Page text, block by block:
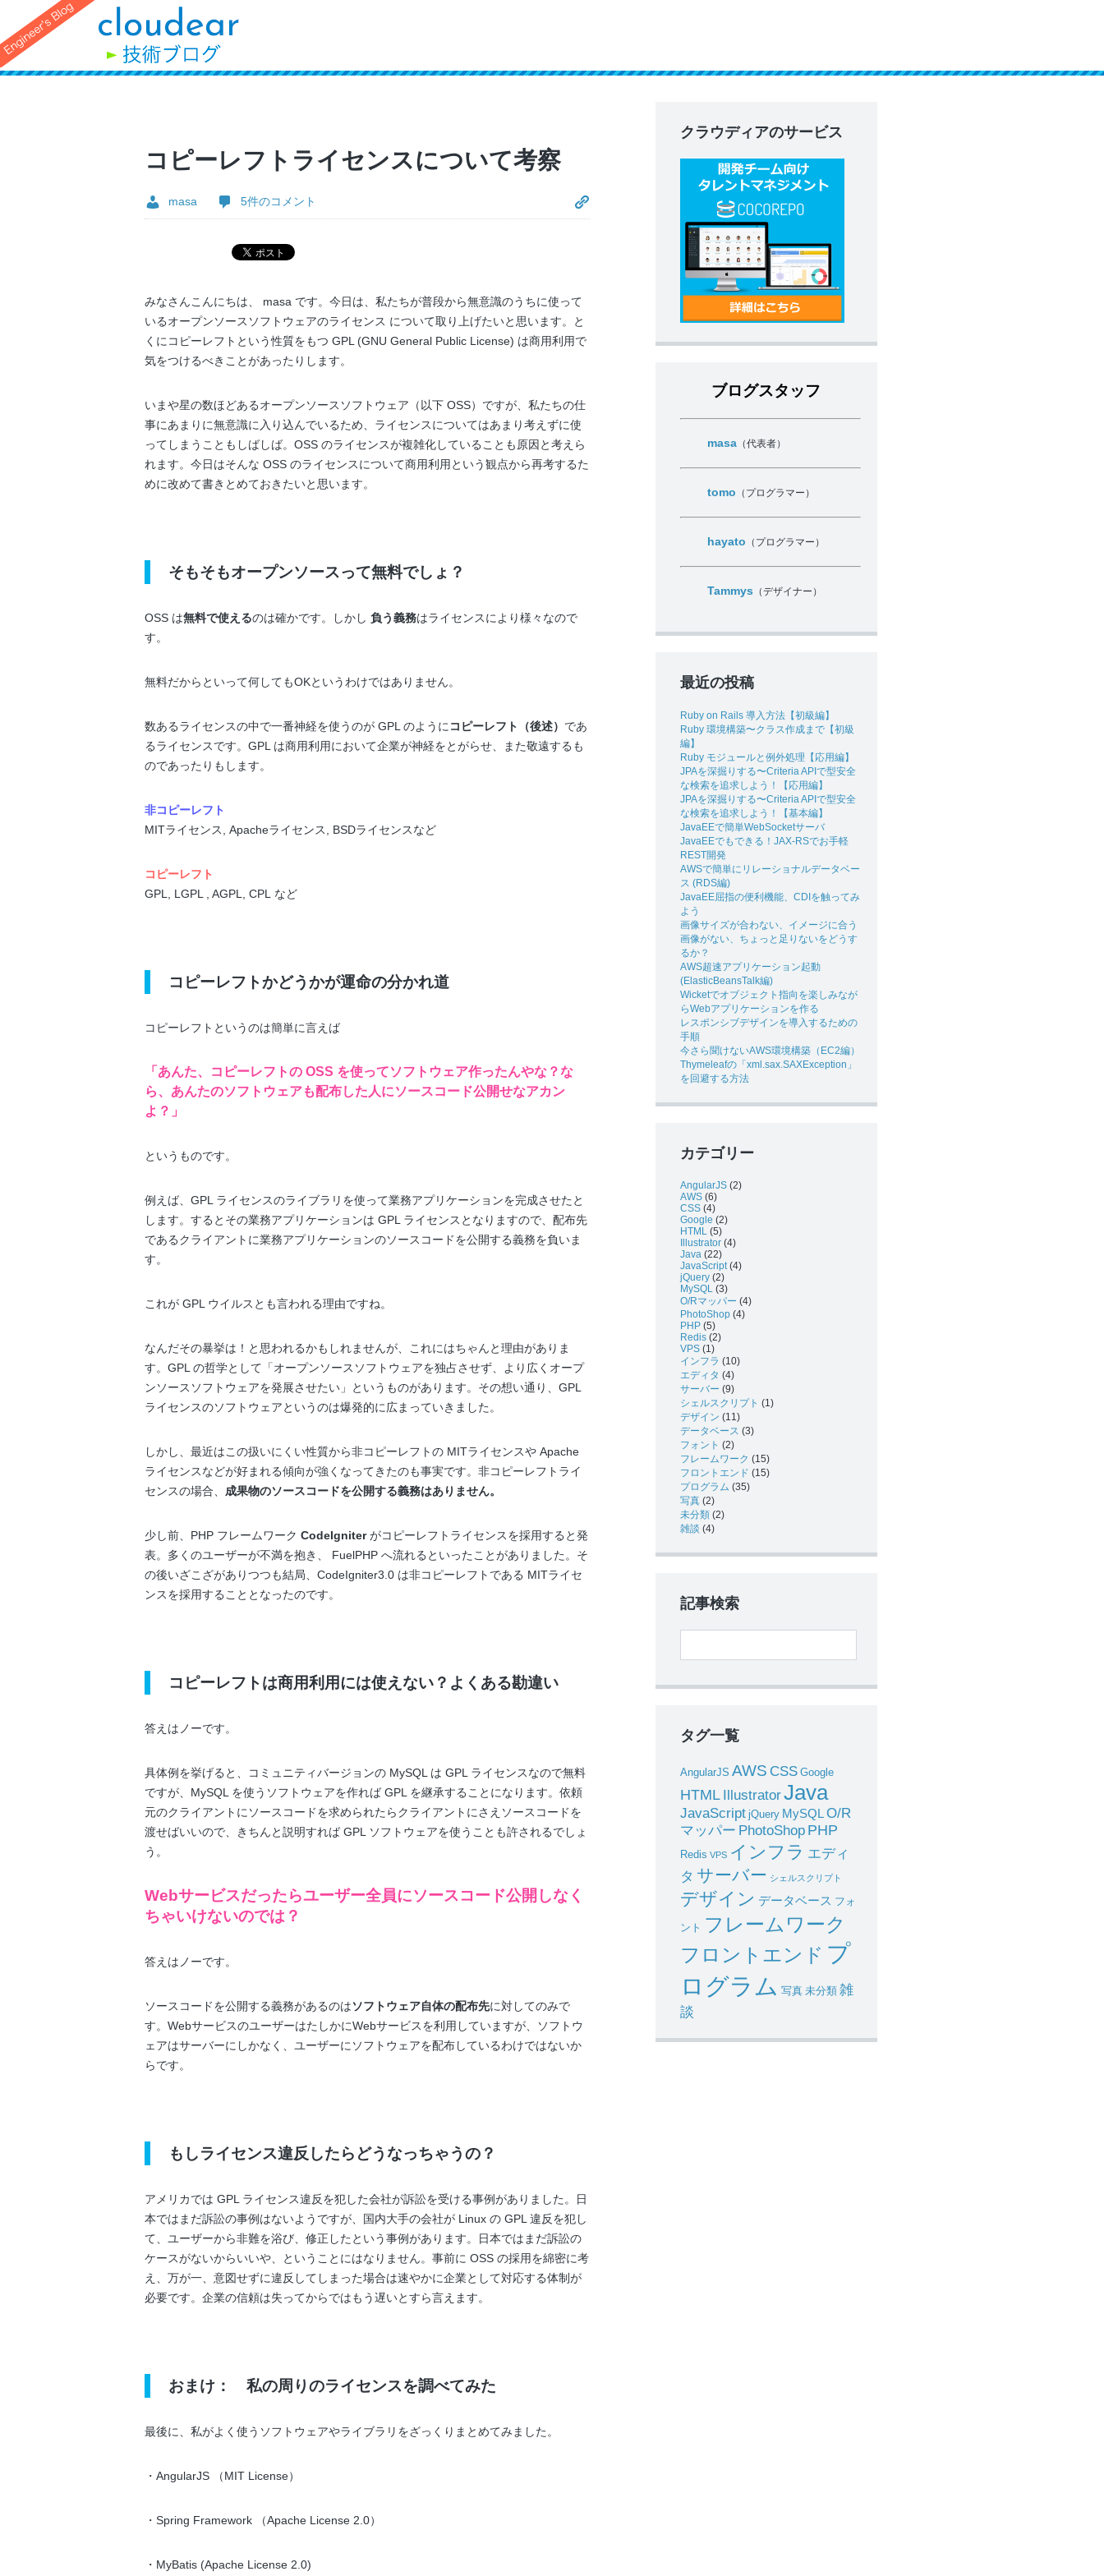
コピーレフトライセンスについて考察
masa 5件のコメント
みなさんこんにちは、 masa です。今日は、私たちが普段から無意識のうちに使って
いるオープンソースソフトウェアのライセンス について取り上げたいと思います。と
くにコピーレフトという性質をもつ GPL (GNU General Public License) は商用利用で
気をつけるべきことがあったりします。
いまや星の数ほどあるオープンソースソフトウェア（以下 OSS）ですが、私たちの仕
事にあまりに無意識に入り込んでいるため、ライセンスについてはあまり考えずに使
ってしまうこともしばしば。OSS のライセンスが複雑化していることも原因と考えら
れます。今日はそんな OSS のライセンスについて商用利用という観点から再考するた
めに改めて書きとめておきたいと思います。
そもそもオープンソースって無料でしょ？
OSS は無料で使えるのは確かです。しかし 負う義務はライセンスにより様々なので
す。
無料だからといって何してもOKというわけではありません。
数あるライセンスの中で一番神経を使うのが GPL のように コピーレフト（後述） であ
るライセンスです。GPL は商用利用において企業が神経をとがらせ、また敬遠するも
のであったりもします。
非コピーレフト
MITライセンス, Apacheライセンス, BSDライセンスなど
コピーレフト
GPL, LGPL , AGPL, CPL など
コピーレフトかどうかが運命の分かれ道
コピーレフトというのは簡単に言えば
「あんた、コピーレフトの OSS を使ってソフトウェア作ったんやな？な
ら、あんたのソフトウェアも配布した人にソースコード公開せなアカン
よ？」
というものです。
例えば、GPL ライセンスのライブラリを使って業務アプリケーションを完成させたと
します。するとその業務アプリケーションは GPL ライセンスとなりますので、配布先
であるクライアントに業務アプリケーションのソースコードを公開する義務を負いま
す。
これが GPL ウイルスとも言われる理由ですね。
なんだその暴挙は！と思われるかもしれませんが、これにはちゃんと理由がありま
す。GPL の哲学として「オープンソースソフトウェアを独占させず、より広くオープ
ンソースソフトウェアを発展させたい」というものがあります。その想い通り、GPL
ライセンスのソフトウェアというのは爆発的に広まっていきました。
しかし、最近はこの扱いにくい性質から非コピーレフトの MITライセンスや Apache
ライセンスなどが好まれる傾向が強くなってきたのも事実です。非コピーレフトライ
センスの場合、 成果物のソースコードを公開する義務はありません。
少し前、PHP フレームワーク CodeIgniterがコピーレフトライセンスを採用すると発
表。多くのユーザーが不満を抱き、 FuelPHP へ流れるといったことがありました。そ
の後いざこざがありつつも結局、CodeIgniter3.0 は非コピーレフトである MITライセ
ンスを採用することとなったのです。
コピーレフトは商用利用には使えない？よくある勘違い
答えはノーです。
具体例を挙げると、コミュニティバージョンの MySQL は GPL ライセンスなので無料
ですが、MySQL を使うソフトウェアを作れば GPL を継承することになります。依頼
元のクライアントにソースコードを求められたらクライアントにさえソースコードを
渡せばいいので、きちんと説明すれば GPL ソフトウェアを使うことも許されるでしょ
う。
Webサービスだったらユーザー全員にソースコード公開しなく
ちゃいけないのでは？
答えはノーです。
ソースコードを公開する義務があるのはソフトウェア自体の配布先に対してのみで
す。WebサービスのユーザーはたしかにWebサービスを利用していますが、ソフトウ
ェアはサーバーにしかなく、ユーザーにソフトウェアを配布しているわけではないか
らです。
もしライセンス違反したらどうなっちゃうの？
アメリカでは GPL ライセンス違反を犯した会社が訴訟を受ける事例がありました。日
本ではまだ訴訟の事例はないようですが、国内大手の会社が Linux の GPL 違反を犯し
て、ユーザーから非難を浴び、修正したという事例があります。日本ではまだ訴訟の
ケースがないからいいや、ということにはなりません。事前に OSS の採用を綿密に考
え、万が一、意図せずに違反してしまった場合は速やかに企業として対応する体制が
必要です。企業の信頼は失ってからではもう遅いとすら言えます。
おまけ： 私の周りのライセンスを調べてみた
最後に、私がよく使うソフトウェアやライブラリをざっくりまとめてみました。
・AngularJS （MIT License）
・Spring Framework （Apache License 2.0）
・MyBatis (Apache License 2.0)
クラウディアのサービス
ブログスタッフ
masa（代表者）
tomo （プログラマー）
hayato （プログラマー）
Tammys （デザイナー）
最近の投稿
Ruby on Rails 導入方法【初級編】
Ruby 環境構築〜クラス作成まで【初級
編】
Ruby モジュールと例外処理【応用編】
JPAを深掘りする〜Criteria APIで型安全
な検索を追求しよう！【応用編】
JPAを深掘りする〜Criteria APIで型安全
な検索を追求しよう！【基本編】
JavaEEで簡単WebSocketサーバ
JavaEEでもできる！JAX-RSでお手軽
REST開発
AWSで簡単にリレーショナルデータベー
ス (RDS編)
JavaEE屈指の便利機能、CDIを触ってみ
よう
画像サイズが合わない、イメージに合う
画像がない、ちょっと足りないをどうす
るか？
AWS超速アプリケーション起動
(ElasticBeansTalk編)
Wicketでオブジェクト指向を楽しみなが
らWebアプリケーションを作る
レスポンシブデザインを導入するための
手順
今さら聞けないAWS環境構築（EC2編）
Thymeleafの「xml.sax.SAXException」
を回避する方法
カテゴリー
AngularJS(2)
AWS(6)
CSS(4)
Google (2)
HTML(5)
Illustrator(4)
Java(22)
JavaScript(4)
jQuery(2)
MySQL(3)
O/Rマッパー (4)
PhotoShop(4)
PHP(5)
Redis(2)
VPS(1)
インフラ (10)
エディタ (4)
サーバー (9)
シェルスクリプト (1)
デザイン (11)
データベース (3)
フォント (2)
フレームワーク (15)
フロントエンド (15)
プログラム (35)
写真(2)
未分類(2)
雑談 (4)
記事検索
タグ一覧
AngularJS AWS CSS Google
HTML IllustratorJava
JavaScript jQuery MySQL O/R
マッパー PhotoShop PHP
Redis VPS インフラ エディ
タ サーバー シェルスクリプト
デザイン データベース フォ
ント フレームワーク
フロントエンド プ
ログラム 写真 未分類 雑
談